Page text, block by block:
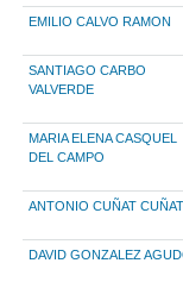
EMILIO CALVO RAMON
SANTIAGO CARBO
VALVERDE
MARIA ELENA CASQUEL
DEL CAMPO
ANTONIO CUÑAT CUÑAT
DAVID GONZALEZ